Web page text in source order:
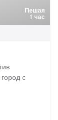
Пешая
1 час
с